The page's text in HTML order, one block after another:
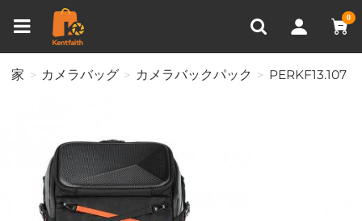
0
比較商品 (0)
家 カメラバッグ カメラバックパック PERKF13.107